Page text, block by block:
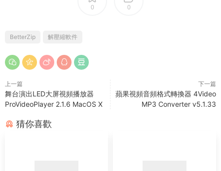
0 0
BetterZip 解壓縮軟件
上一篇
舞台演出LED大屏視頻播放器
ProVideoPlayer 2.1.6 MacOS X
下一篇
蘋果視頻音頻格式轉換器 4Video
MP3 Converter v5.1.33
猜你喜歡